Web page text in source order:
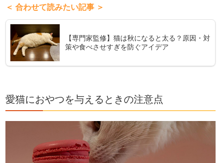
＜ 合わせて読みたい記事 ＞
【専門家監修】猫は秋になると太る？原因・対
策や食べさせすぎを防ぐアイデア
愛猫におやつを与えるときの注意点